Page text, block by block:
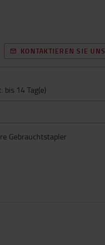
KONTAKTIEREN SIE UNS
14 Tag(e)
Gebrauchtstapler